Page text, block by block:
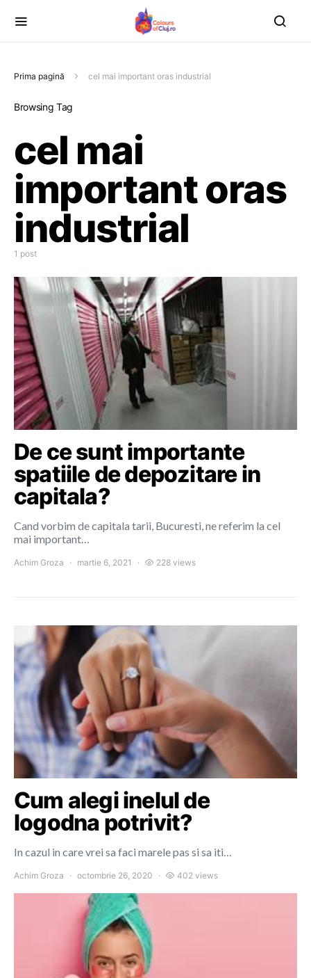
Prima pagină cel mai important oras industrial
Browsing Tag
cel mai
important oras
industrial
1 post
De ce sunt importante
spatiile de depozitare in
capitala?
Cand vorbim de capitala tarii, Bucuresti, ne referim la cel
mai important…
Achim Groza martie 6, 2021 228 views
Cum alegi inelul de
logodna potrivit?
In cazul in care vrei sa faci marele pas si sa iti…
Achim Groza octombrie 26, 2020 402 views